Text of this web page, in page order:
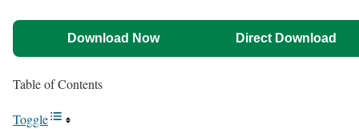
Download Now Direct Download
Table of Contents
Toggle